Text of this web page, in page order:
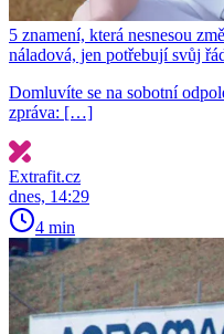
5 znamení, která nesnesou
náladová, jen potřebují svůj
Domluvíte se na sobotní
zpráva: […]
Extrafit.cz
dnes, 14:29
4 min